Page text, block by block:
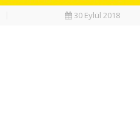
30 Eylül 2018